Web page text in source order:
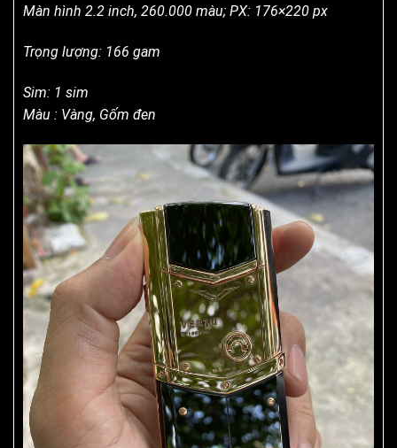
Màn hình 2.2 inch, 260.000 màu; PX: 176×220 px
Trọng lượng: 166 gam
Sim: 1 sim
Màu : Vàng, Gốm đen